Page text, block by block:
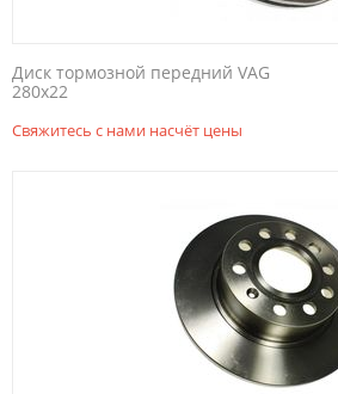
Диск тормозной передний VAG
280x22
Свяжитесь с нами насчёт цены